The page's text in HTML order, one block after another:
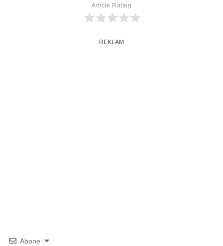
Article Rating
REKLAM
Abone